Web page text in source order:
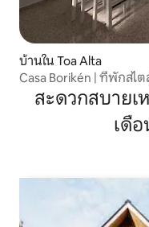
บ้านใน Toa Alta
Casa Borikén | ที่พักสไ
สำรอง
สะดวกสบายเ
เดื